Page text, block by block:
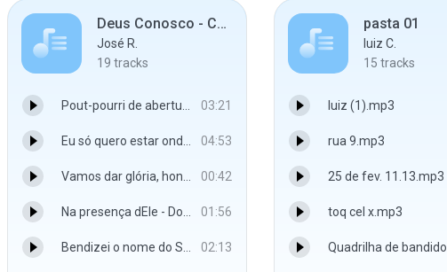
Deus Conosco - Contralto
José R.
19 tracks
Pout-pourri de abertura - Don Moen 03:21
Eu só quero estar onde estás - Don Moen 04:53
Vamos dar glória, honra e louvores - Don Moen 00:42
Na presença dEle - Don Moen 01:56
Bendizei o nome do Senhor - Don Moen 02:13
pasta 01
luiz C.
15 tracks
luiz (1).mp3
rua 9.mp3
25 de fev. 11.13​.mp3
toq cel x.mp3
Quadrilha de bandidos rua 9 três Barras​.mp3